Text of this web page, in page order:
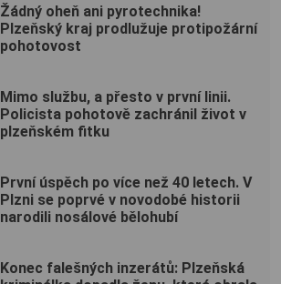
Žádný oheň ani pyrotechnika!
Plzeňský kraj prodlužuje protipožární
pohotovost
Mimo službu, a přesto v první linii.
Policista pohotově zachránil život v
plzeňském fitku
První úspěch po více než 40 letech. V
Plzni se poprvé v novodobé historii
narodili nosálové bělohubí
Konec falešných inzerátů: Plzeňská